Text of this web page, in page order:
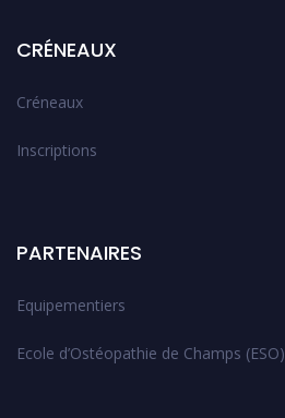
CRÉNEAUX
Créneaux
Inscriptions
PARTENAIRES
Equipementiers
Ecole d’Ostéopathie de Champs (ESO)